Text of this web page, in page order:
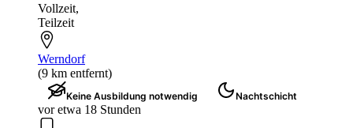
Vollzeit,
Teilzeit
Werndorf
(9 km entfernt)
Keine Ausbildung notwendig Nachtschicht
vor etwa 18 Stunden